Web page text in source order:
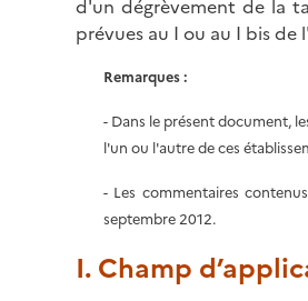
d'un dégrèvement de la
prévues au I ou au I bis de l'
Remarques :
- Dans le présent document,
l'un ou l'autre de ces
- Les commentaires
septembre 2012.
I. Champ